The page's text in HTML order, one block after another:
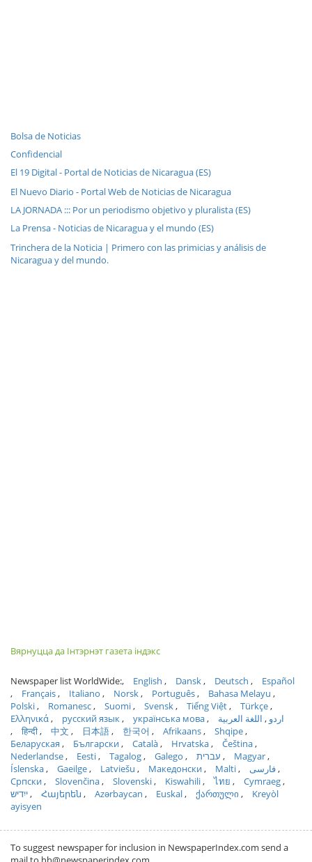
Bolsa de Noticias
Confidencial
El 19 Digital - Portal de Noticias de Nicaragua (ES)
El Nuevo Diario - Portal Web de Noticias de Nicaragua
LA JORNADA ::: Por un periodismo objetivo y pluralista (ES)
La Prensa - Noticias de Nicaragua y el mundo (ES)
Trinchera de la Noticia | Primero con las primicias y análisis de
Nicaragua y del mundo.
Вярнуцца да Інтэрнэт газета індэкс
Newspaper list WorldWide: English Dansk Deutsch
Español
Français
Italiano Norsk Português
Bahasa Melayu
Polski
Romanesc Suomi Svensk Tiếng Việt
Türkçe
Ελληνικά
русский язык українська мова اردو
اللغة العربية
हिन्दी
中文 日本語 한국어 Afrikaans
Shqipe
Беларуская
Български Català Hrvatska
Čeština
Nederlandse
Eesti Tagalog Galego עברית
Magyar
Íslenska
Gaeilge Latviešu Македонски Malti
فارسی
Српски
Slovenčina Slovenski Kiswahili ไทย
Cymraeg
ייִדיש
Հայերեն Azərbaycan Euskal ქართული
Kreyòl
ayisyen
To suggest newspaper for inclusion in NewspaperIndex.com send a